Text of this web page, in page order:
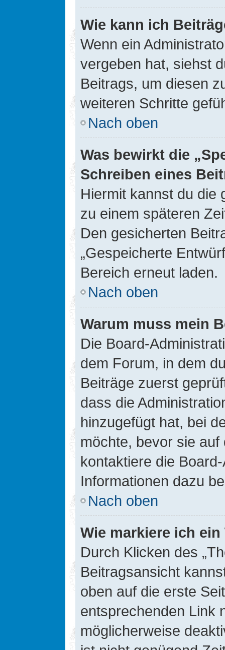
Wie kann ich
Wenn ein
vergeben hat, siehst
Beitrags, um diesen
weiteren Schritte
Nach oben
Was bewirkt die
Schreiben eines
Hiermit kannst du die
zu einem späteren
Den gesicherten
„Gespeicherte
Bereich erneut laden.
Nach oben
Warum muss mein
Die Board-
dem Forum, in dem
Beiträge zuerst
dass die
hinzugefügt hat, bei
möchte, bevor sie
kontaktiere die
Informationen dazu
Nach oben
Wie markiere ich
Durch Klicken des
Beitragsansicht
oben auf die erste
entsprechenden Link
möglicherweise